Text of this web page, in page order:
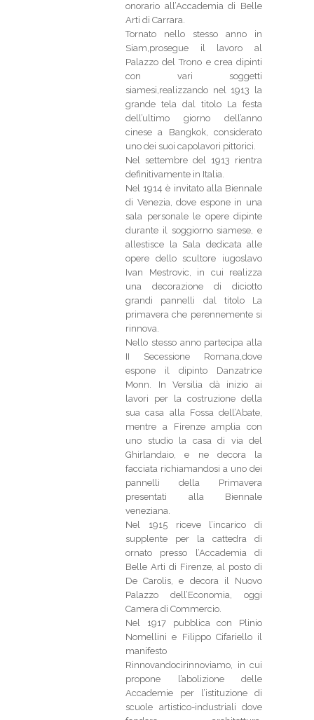
onorario all’Accademia di Belle
Arti di Carrara.
Tornato nello stesso anno in
Siam,prosegue il lavoro al
Palazzo del Trono e crea dipinti
con vari soggetti
siamesi,realizzando nel 1913 la
grande tela dal titolo La festa
dell’ultimo giorno dell’anno
cinese a Bangkok, considerato
uno dei suoi capolavori pittorici.
Nel settembre del 1913 rientra
definitivamente in Italia.
Nel 1914 è invitato alla Biennale
di Venezia, dove espone in una
sala personale le opere dipinte
durante il soggiorno siamese, e
allestisce la Sala dedicata alle
opere dello scultore iugoslavo
Ivan Mestrovic, in cui realizza
una decorazione di diciotto
grandi pannelli dal titolo La
primavera che perennemente si
rinnova.
Nello stesso anno partecipa alla
II Secessione Romana,dove
espone il dipinto Danzatrice
Monn. In Versilia dà inizio ai
lavori per la costruzione della
sua casa alla Fossa dell’Abate,
mentre a Firenze amplia con
uno studio la casa di via del
Ghirlandaio, e ne decora la
facciata richiamandosi a uno dei
pannelli della Primavera
presentati alla Biennale
veneziana.
Nel 1915 riceve l’incarico di
supplente per la cattedra di
ornato presso l’Accademia di
Belle Arti di Firenze, al posto di
De Carolis, e decora il Nuovo
Palazzo dell’Economia, oggi
Camera di Commercio.
Nel 1917 pubblica con Plinio
Nomellini e Filippo Cifariello il
manifesto
Rinnovandocirinnoviamo, in cui
propone l’abolizione delle
Accademie per l’istituzione di
scuole artistico-industriali dove